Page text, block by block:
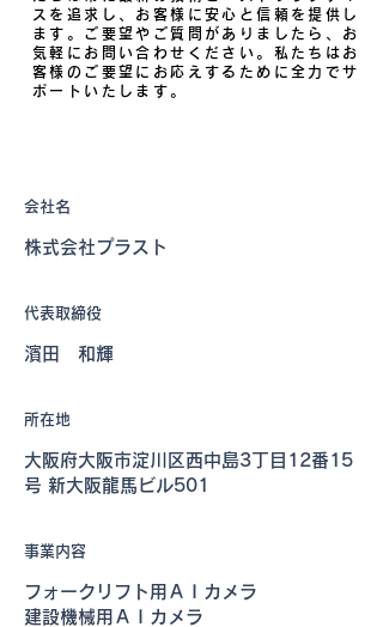
スを追求し、お客様に安心と信頼を提供し
ます。ご要望やご質問がありましたら、お
気軽にお問い合わせください。私たちはお
客様のご要望にお応えするために全力でサ
ポートいたします。
会社名
株式会社プラスト
代表取締役
濱田 和輝
所在地
大阪府大阪市淀川区西中島3丁目12番15
号 新大阪龍馬ビル501
事業内容
フォークリフト用ＡＩカメラ
建設機械用ＡＩカメラ